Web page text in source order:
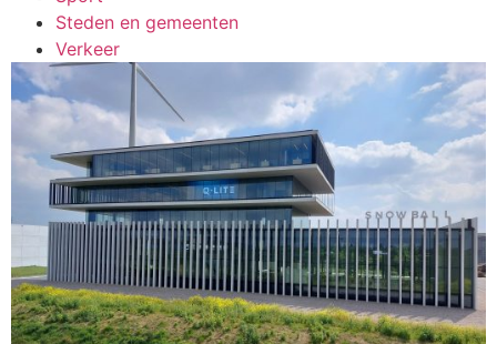
Steden en gemeenten
Verkeer